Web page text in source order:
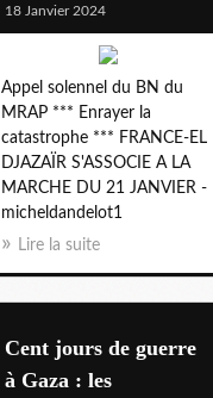
18 Janvier 2024
Appel solennel du BN du
MRAP *** Enrayer la
catastrophe *** FRANCE-EL
DJAZAÏR S'ASSOCIE A LA
MARCHE DU 21 JANVIER -
micheldandelot1
Lire la suite
Cent jours de guerre
à Gaza : les